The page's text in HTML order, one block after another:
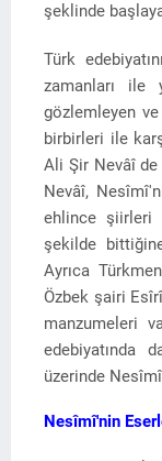
şeklinde
Türk
zamanları ile
gözlemleyen
birbirleri ile
Ali Şir Nevâî
Nevâî,
ehlince şiirleri
şekilde
Ayrıca
Özbek şairi
manzumeleri
edebiyatında
üzerinde
Nesîmî'nin